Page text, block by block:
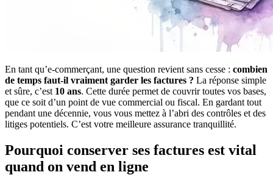
En tant qu’e-commerçant, une question revient sans cesse : combien
de temps faut-il vraiment garder les factures ? La réponse simple
et sûre, c’est 10 ans. Cette durée permet de couvrir toutes vos bases,
que ce soit d’un point de vue commercial ou fiscal. En gardant tout
pendant une décennie, vous vous mettez à l’abri des contrôles et des
litiges potentiels. C’est votre meilleure assurance tranquillité.
Pourquoi conserver ses factures est vital
quand on vend en ligne